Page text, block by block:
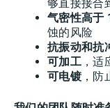
够直接接合
气密性高于
蚀的风险
抗振动和抗
可加工，适
可电镀，防